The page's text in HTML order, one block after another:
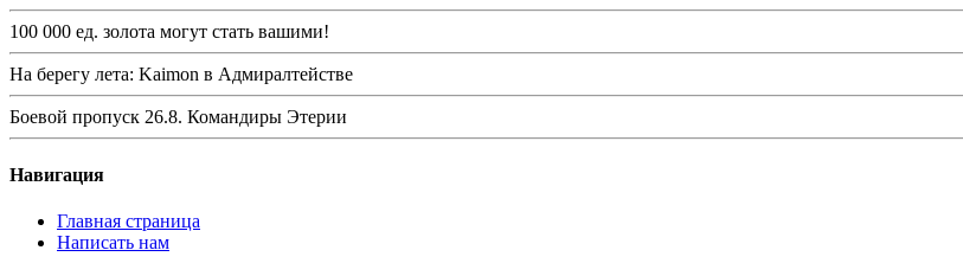
100 000 ед. золота могут стать вашими!
На берегу лета: Kaimon в Адмиралтействе
Боевой пропуск 26.8. Командиры Этерии
Навигация
Главная страница
Написать нам